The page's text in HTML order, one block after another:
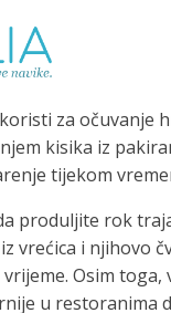
za očuvanje
kisika iz
tijekom
produljite rok
vrećica i njihovo
Osim
u restoranima
rješenje